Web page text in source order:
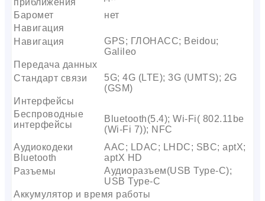
приближения
Баромет
нет
Навигация
Навигация
GPS; ГЛОНАСС; Beidou;
Galileo
Передача данных
Стандарт связи
5G; 4G (LTE); 3G (UMTS); 2G
(GSM)
Интерфейсы
Беспроводные
интерфейсы
Bluetooth(5.4); Wi-Fi( 802.11be
(Wi-Fi 7)); NFC
Аудиокодеки
Bluetooth
AAC; LDAC; LHDC; SBC; aptX;
aptX HD
Разъемы
Аудиоразъем(USB Type-C);
USB Type-C
Аккумулятор и время работы